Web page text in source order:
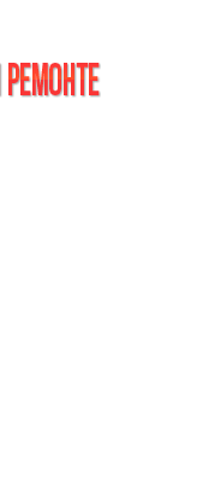
и ремонтах